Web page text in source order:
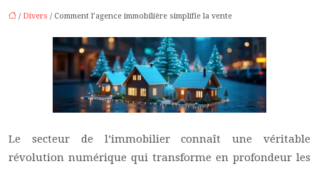
/ Divers / Comment l’agence immobilière simplifie la vente
Le secteur de l’immobilier connaît une véritable
révolution numérique qui transforme en profondeur les